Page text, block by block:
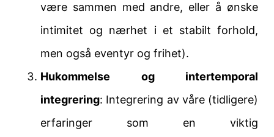
være sammen med andre, eller å ønske
intimitet og nærhet i et stabilt forhold,
men også eventyr og frihet).
Hukommelse og intertemporal
integrering: Integrering av våre (tidligere)
erfaringer som en viktig